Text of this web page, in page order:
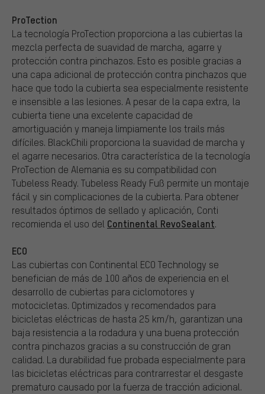
ProTection
La tecnología ProTection proporciona a las cubiertas la
mezcla perfecta de suavidad de marcha, agarre y
protección contra pinchazos. Esto es posible gracias a
una capa adicional de protección contra pinchazos que
hace que todo la cubierta sea especialmente resistente
e insensible a las lesiones. A pesar de la capa extra, la
cubierta tiene una excelente capacidad de
amortiguación y maneja limpiamente los trails más
difíciles. BlackChili proporciona la suavidad de marcha y
el agarre necesarios. Otra característica de la tecnología
ProTection de Alemania es su compatibilidad con
Tubeless Ready. Tubeless Ready Fuß permite un montaje
fácil y sin complicaciones de la cubierta. Para obtener
resultados óptimos de sellado y aplicación, Conti
recomienda el uso del Continental RevoSealant.
ECO
Las cubiertas con Continental ECO Technology se
benefician de más de 100 años de experiencia en el
desarrollo de cubiertas para ciclomotores y
motocicletas. Optimizados y recomendados para
bicicletas eléctricas de hasta 25 km/h, garantizan una
baja resistencia a la rodadura y una buena protección
contra pinchazos gracias a su construcción de gran
calidad. La durabilidad fue probada especialmente para
las bicicletas eléctricas para contrarrestar el desgaste
prematuro causado por la fuerza de tracción adicional.